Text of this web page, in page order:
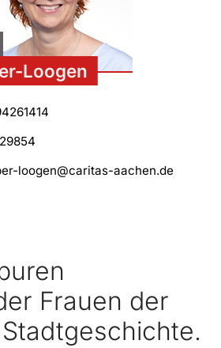
Frauen der
Loogen
loogen@caritas-aachen.de